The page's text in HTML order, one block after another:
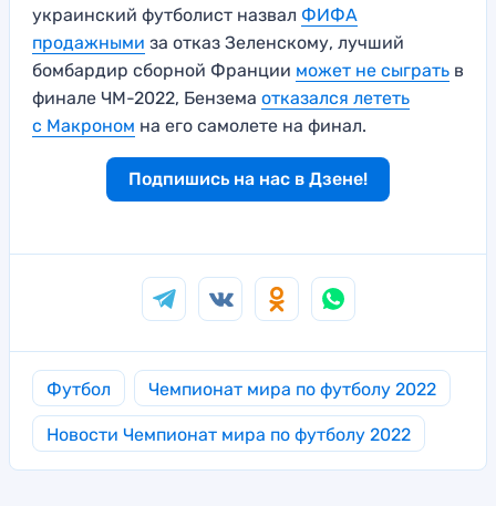
украинский футболист назвал ФИФА
продажными за отказ Зеленскому, лучший
бомбардир сборной Франции может не сыграть в
финале ЧМ-2022, Бензема отказался лететь
с Макроном на его самолете на финал.
Подпишись на нас в Дзене!
Футбол Чемпионат мира по футболу 2022
Новости Чемпионат мира по футболу 2022